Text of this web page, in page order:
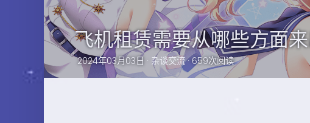
飞机租赁需要从哪些方面
2024年03月03日 · 杂谈交流· 659次阅读